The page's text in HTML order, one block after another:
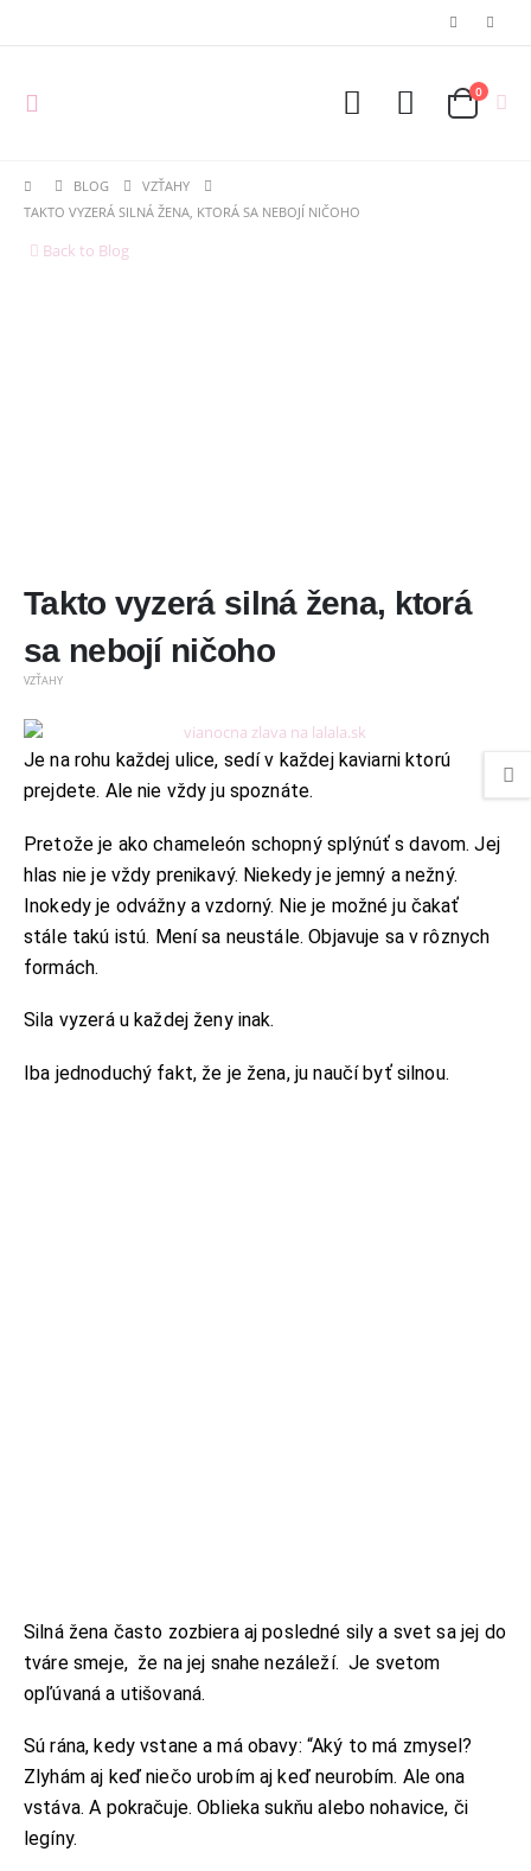
0
BLOG
VZŤAHY
TAKTO VYZERÁ SILNÁ ŽENA, KTORÁ SA NEBOJÍ NIČOHO
Back to Blog
Takto vyzerá silná žena, ktorá
sa nebojí ničoho
VZŤAHY
Je na rohu každej ulice, sedí v každej kaviarni ktorú
prejdete. Ale nie vždy ju spoznáte.
Pretože je ako chameleón schopný splýnúť s davom. Jej
hlas nie je vždy prenikavý. Niekedy je jemný a nežný.
Inokedy je odvážny a vzdorný. Nie je možné ju čakať
stále takú istú. Mení sa neustále. Objavuje sa v rôznych
formách.
Sila vyzerá u každej ženy inak.
Iba jednoduchý fakt, že je žena, ju naučí byť silnou.
Silná žena často zozbiera aj posledné sily a svet sa jej do
tváre smeje, že na jej snahe nezáleží. Je svetom
opľúvaná a utišovaná.
Sú rána, kedy vstane a má obavy: “Aký to má zmysel?
Zlyhám aj keď niečo urobím aj keď neurobím. Ale ona
vstáva. A pokračuje. Oblieka sukňu alebo nohavice, či
legíny.